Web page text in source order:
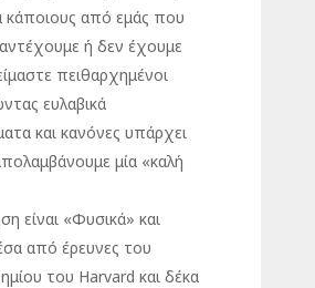
κάποιους από εμάς που
ή δεν έχουμε
πειθαρχημένοι
ευλαβικά
και κανόνες υπάρχει
μία «καλή
είναι «Φυσικά» και
από έρευνες του
του Harvard και δέκα